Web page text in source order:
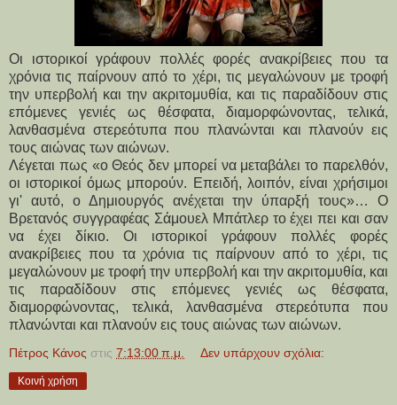
Οι ιστορικοί γράφουν πολλές φορές ανακρίβειες που τα
χρόνια τις παίρνουν από το χέρι, τις μεγαλώνουν με τροφή
την υπερβολή και την ακριτομυθία, και τις παραδίδουν στις
επόμενες γενιές ως θέσφατα, διαμορφώνοντας, τελικά,
λανθασμένα στερεότυπα που πλανώνται και πλανούν εις
τους αιώνας των αιώνων.
Λέγεται πως «ο Θεός δεν μπορεί να μεταβάλει το παρελθόν,
οι ιστορικοί όμως μπορούν. Επειδή, λοιπόν, είναι χρήσιμοι
γι' αυτό, ο Δημιουργός ανέχεται την ύπαρξή τους»… Ο
Βρετανός συγγραφέας Σάμουελ Μπάτλερ το έχει πει και σαν
να έχει δίκιο. Οι ιστορικοί γράφουν πολλές φορές
ανακρίβειες που τα χρόνια τις παίρνουν από το χέρι, τις
μεγαλώνουν με τροφή την υπερβολή και την ακριτομυθία, και
τις παραδίδουν στις επόμενες γενιές ως θέσφατα,
διαμορφώνοντας, τελικά, λανθασμένα στερεότυπα που
πλανώνται και πλανούν εις τους αιώνας των αιώνων.
Πέτρος Κάνος στις 7:13:00 π.μ. Δεν υπάρχουν σχόλια:
Κοινή χρήση